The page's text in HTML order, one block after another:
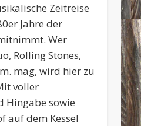
Zeitreise
Jahre der
Wer
Rolling Stones,
mag, wird hier zu
voller
Hingabe sowie
auf dem Kessel